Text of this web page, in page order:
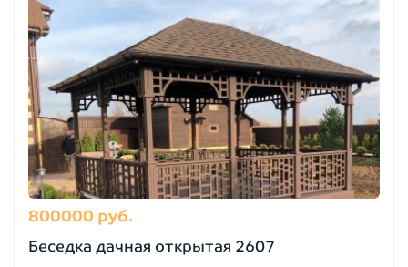
800000 руб.
Беседка дачная открытая 2607